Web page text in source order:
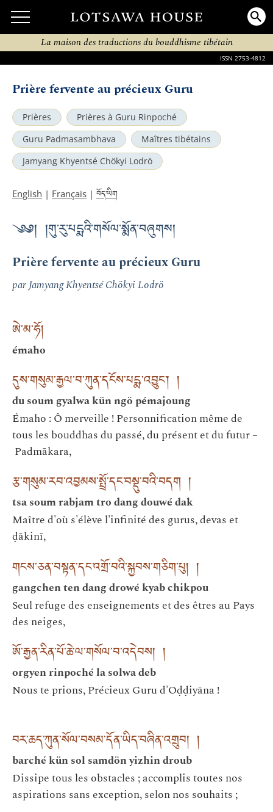
La maison des traductions du bouddhisme tibétain
ISSN 2753-4812
Prière fervente au précieux Guru
Prières
Prières à Guru Rinpoché
Guru Padmasambhava
Maîtres tibétains
Jamyang Khyentsé Chökyi Lodrö
English | Français | བོད་ཡིག
༄༅། །གུ་རུ་པདྨའི་གསོལ་སྨོན་བཞུགས།
Prière fervente au précieux Guru
par Jamyang Khyentsé Chökyi Lodrö
ཨེ་མ་ཧོ།
émaho
དུས་གསུམ་རྒྱལ་བ་ཀུན་དངོས་པདྨ་འབྱུང༌། །
du soum gyalwa kün ngö pémajoung
Émaho : Ô merveille ! Personnification même de
tous les bouddhas du passé, du présent et du futur –
Padmākara,
རྩ་གསུམ་རབ་འབྱམས་སྤྲོ་དང་བསྡུ་བའི་བདག །
tsa soum rabjam tro dang douwé dak
Maître d'où s'élève l'infinité des gurus, devas et
ḍākinī,
གངས་ཅན་བསྟན་དང་འགྲོ་བའི་སྐྱབས་གཅིག་པུ། །
gangchen ten dang drowé kyab chikpou
Seul refuge des enseignements et des êtres au Pays
des neiges,
ཨོ་རྒྱན་རིན་པོ་ཆེ་ལ་གསོལ་བ་འདེབས། །
orgyen rinpoché la solwa deb
Nous te prions, Précieux Guru d'Oḍḍiyāna !
བར་ཆད་ཀུན་སོལ་བསམ་དོན་ཡིད་བཞིན་འགྲུབ། །
barché kün sol samdön yizhin droub
Dissipe tous les obstacles ; accomplis toutes nos
aspirations sans exception, selon nos souhaits ;